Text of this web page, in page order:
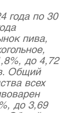
года по 30
пива,
до 4,72
Общий
всех
до 3,69